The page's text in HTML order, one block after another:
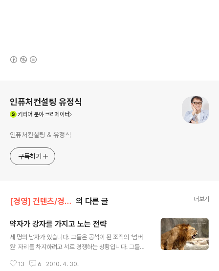
인퓨처컨설팅 유정식
커리어 분야 크리에이터
인퓨처컨설팅 & 유정식
구독하기
[경영] 컨텐츠/경영전략 의 다른 글 더보기
약자가 강자를 가지고 노는 전략
세 명의 남자가 있습니다. 그들은 공석이 된 조직의 '넘버
원' 자리를 차지하려고 서로 경쟁하는 상황입니다. 그들의
다. 홍길동 OOOOO 김삿갓 OOO 박문수 OO 보다시피
13 6 2010. 4. 30.